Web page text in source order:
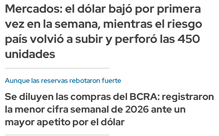
Mercados: el dólar bajó por primera
vez en la semana, mientras el riesgo
país volvió a subir y perforó las 450
unidades
Aunque las reservas rebotaron fuerte
Se diluyen las compras del BCRA: registraron
la menor cifra semanal de 2026 ante un
mayor apetito por el dólar